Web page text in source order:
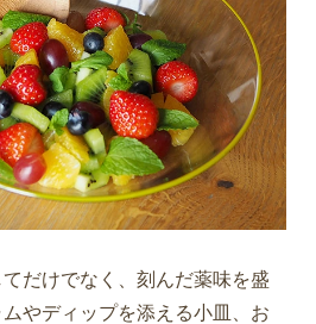
だけでなく、刻んだ薬味を盛
やディップを添える小皿、お